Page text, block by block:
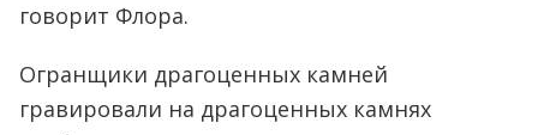
говорит Флора.
Огранщики драгоценных камней
гравировали на драгоценных камнях